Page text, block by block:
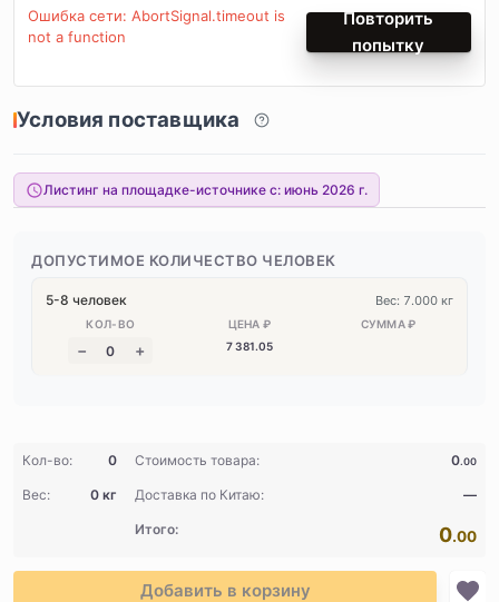
Ошибка сети: AbortSignal.timeout is
not a function
Повторить
попытку
Условия поставщика
Листинг на площадке-источнике с: июнь 2026 г.
ДОПУСТИМОЕ КОЛИЧЕСТВО ЧЕЛОВЕК
5-8 человек
7 381.05
Вес: 7.000 кг
Кол-во: 0 Стоимость товара: 0.00
Вес: 0 кг Доставка по Китаю: —
Итого: 0.00
Добавить в корзину